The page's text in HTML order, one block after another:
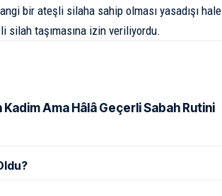
bir ateşli silaha sahip olması yasadışı hale
silah taşımasına izin veriliyordu.
Ama Hâlâ Geçerli Sabah Rutini